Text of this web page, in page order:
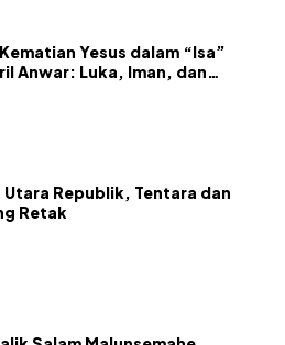
Yesus dalam “Isa”
Anwar: Luka, Iman, dan
Utara Republik, Tentara dan
Retak